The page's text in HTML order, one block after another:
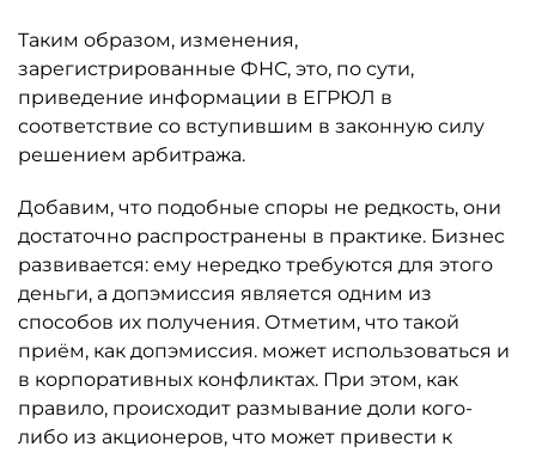
Таким образом, изменения,
зарегистрированные ФНС, это, по сути,
приведение информации в ЕГРЮЛ в
соответствие со вступившим в законную силу
решением арбитража.
Добавим, что подобные споры не редкость, они
достаточно распространены в практике. Бизнес
развивается: ему нередко требуются для этого
деньги, а допэмиссия является одним из
способов их получения. Отметим, что такой
приём, как допэмиссия. может использоваться и
в корпоративных конфликтах. При этом, как
правило, происходит размывание доли кого-
либо из акционеров, что может привести к